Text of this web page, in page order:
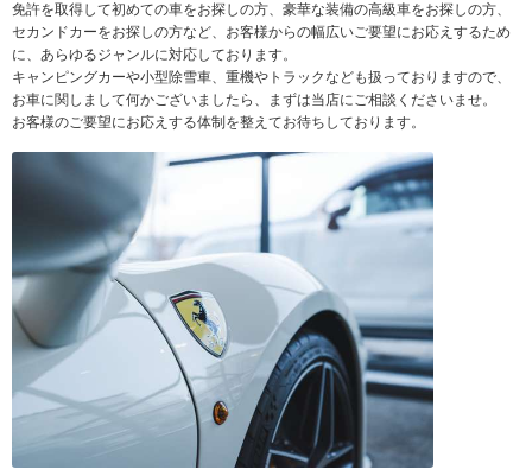
免許を取得して初めての車をお探しの方、豪華な装備の高級車をお探しの方、
セカンドカーをお探しの方など、お客様からの幅広いご要望にお応えするため
に、あらゆるジャンルに対応しております。
キャンピングカーや小型除雪車、重機やトラックなども扱っておりますので、
お車に関しまして何かございましたら、まずは当店にご相談くださいませ。
お客様のご要望にお応えする体制を整えてお待ちしております。